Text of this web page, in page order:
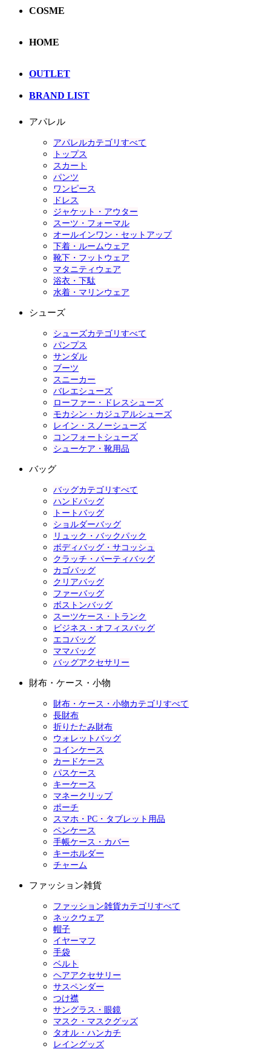
COSME
HOME
OUTLET
BRAND LIST
アパレル
アパレルカテゴリすべて
トップス
スカート
パンツ
ワンピース
ドレス
ジャケット・アウター
スーツ・フォーマル
オールインワン・セットアップ
下着・ルームウェア
靴下・フットウェア
マタニティウェア
浴衣・下駄
水着・マリンウェア
シューズ
シューズカテゴリすべて
パンプス
サンダル
ブーツ
スニーカー
バレエシューズ
ローファー・ドレスシューズ
モカシン・カジュアルシューズ
レイン・スノーシューズ
コンフォートシューズ
シューケア・靴用品
バッグ
バッグカテゴリすべて
ハンドバッグ
トートバッグ
ショルダーバッグ
リュック・バックパック
ボディバッグ・サコッシュ
クラッチ・パーティバッグ
カゴバッグ
クリアバッグ
ファーバッグ
ボストンバッグ
スーツケース・トランク
ビジネス・オフィスバッグ
エコバッグ
ママバッグ
バッグアクセサリー
財布・ケース・小物
財布・ケース・小物カテゴリすべて
長財布
折りたたみ財布
ウォレットバッグ
コインケース
カードケース
パスケース
キーケース
マネークリップ
ポーチ
スマホ・PC・タブレット用品
ペンケース
手帳ケース・カバー
キーホルダー
チャーム
ファッション雑貨
ファッション雑貨カテゴリすべて
ネックウェア
帽子
イヤーマフ
手袋
ベルト
ヘアアクセサリー
サスペンダー
つけ襟
サングラス・眼鏡
マスク・マスクグッズ
タオル・ハンカチ
レイングッズ